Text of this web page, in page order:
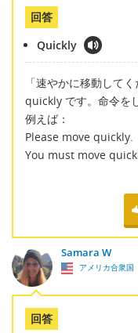
回答
Quickly
「速やかに移動して
quickly です。命令を
例えば：
Please move quickly.
You must move
Samara W
アメリカ合衆国
回答